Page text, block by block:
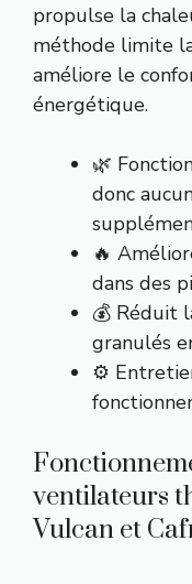
propulse la
méthode limite
améliore le
énergétique.
🌿
donc
🔥
dans des
💰 Réduit
granulés
⚙️
ventilateurs
Vulcan et